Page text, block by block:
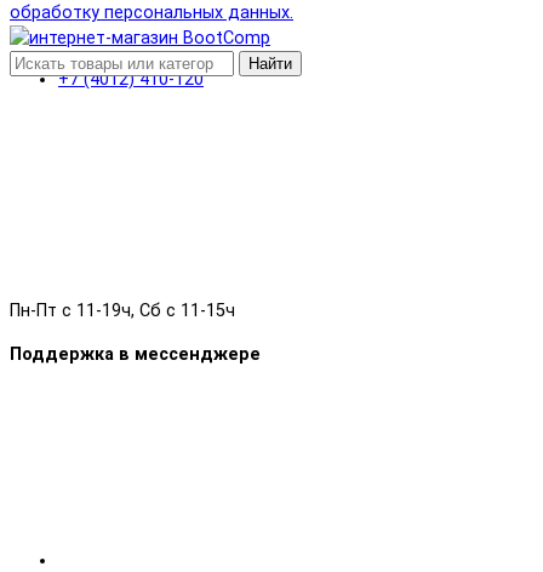
+7 (4012) 410-120
Пн-Пт с 11-19ч, Сб с 11-15ч
Поддержка в мессенджере
обработку персональных данных.
Найти